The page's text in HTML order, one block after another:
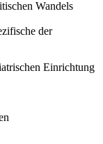
Wandels
der
Einrichtung